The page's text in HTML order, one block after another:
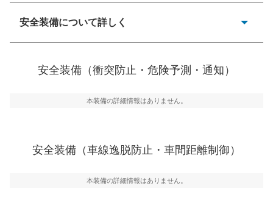
カD:5 など
安全装備について詳しく
ーキアシスト、ABSなどが装備されています。
車線逸脱防止
車線のはみだしやふらつきを防止するためにレーンキー
安全装備（衝突防止・危険予測・通知）
本装備の詳細情報はありません。
安全装備（車線逸脱防止・車間距離制御）
本装備の詳細情報はありません。